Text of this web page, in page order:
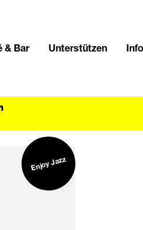
& Bar Unterstützen Info
Enjoy Jazz